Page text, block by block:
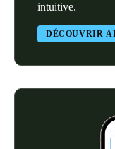
FinnishEnglish
intuitive.
DÉCOUVRIR